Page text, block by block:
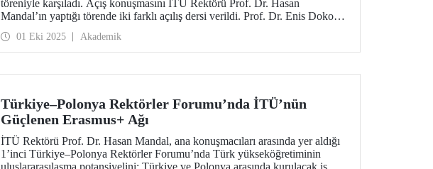
töreniyle karşıladı. Açış konuşmasını İTÜ Rektörü Prof. Dr. Hasan
Mandal’ın yaptığı törende iki farklı açılış dersi verildi. Prof. Dr. Enis Doko,
yaptı. EELISA Başkanı Dale A. Martin ise İTÜ-EELISA ilişkisi ve
üniversite-sanayi iş birliği üzerine görüşlerini İTÜ’lülerle paylaştı.
01 Eki 2025 Akademik
Türkiye–Polonya Rektörler Forumu’nda İTÜ’nün
Güçlenen Erasmus+ Ağı
İTÜ Rektörü Prof. Dr. Hasan Mandal, ana konuşmacıları arasında yer aldığı
1’inci Türkiye–Polonya Rektörler Forumu’nda Türk yükseköğretiminin
uluslararasılaşma potansiyelini; Türkiye ve Polonya arasında kurulacak iş